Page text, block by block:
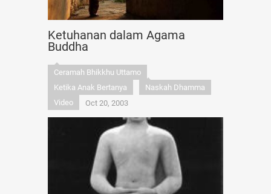
Ketuhanan dalam Agama
Buddha
Ceramah Bhikkhu Uttamo
Ketika Anak Bertanya
Naskah Dhamma
Video
Oct 20, 2003